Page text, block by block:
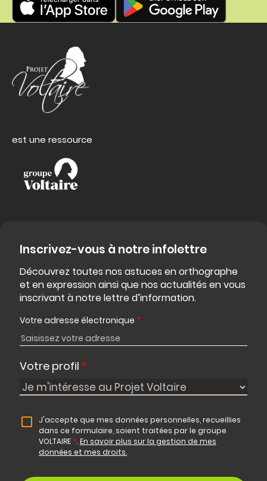
est une ressource
Inscrivez-vous à notre infolettre
Découvrez toutes nos astuces en orthographe
et en expression ainsi que nos actualités en vous
inscrivant à notre lettre d’information.
Votre adresse électronique *
Votre profil *
J'accepte que mes données personnelles, recueillies
dans ce formulaire, soient traitées par le groupe
VOLTAIRE *.En savoir plus sur la gestion de mes
données et mes droits.